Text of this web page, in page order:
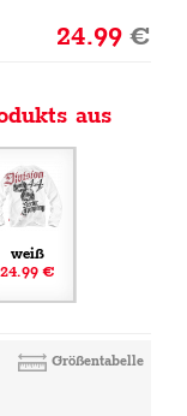
24.99€
aus
weiß
24.99 €
Größentabelle